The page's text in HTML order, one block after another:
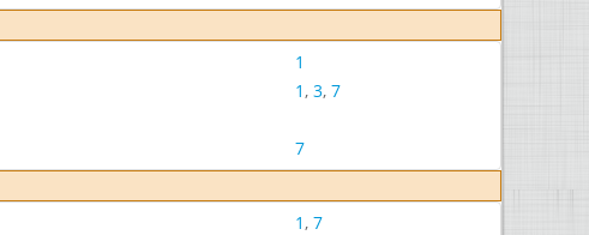
1
1, 3, 7
7
1, 7